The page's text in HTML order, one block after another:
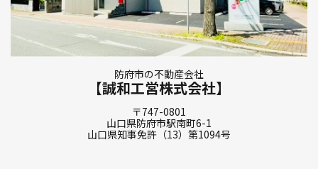
防府市の不動産会社
【誠和工営株式会社】
〒747-0801
山口県防府市駅南町6-1
山口県知事免許（13）第1094号